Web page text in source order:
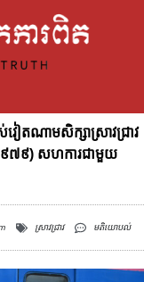
ស់វៀតណាមសិក្សាស្រាវជ្រាវ
១៩៧៩) សហការជាមួយ
ស្រាវជ្រាវ មតិយោបល់